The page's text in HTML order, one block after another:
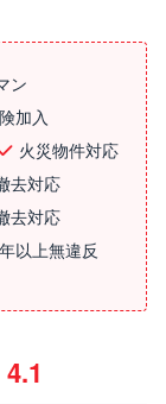
ン
加入
火災物件対応
去対応
去対応
以上無違反
4.1